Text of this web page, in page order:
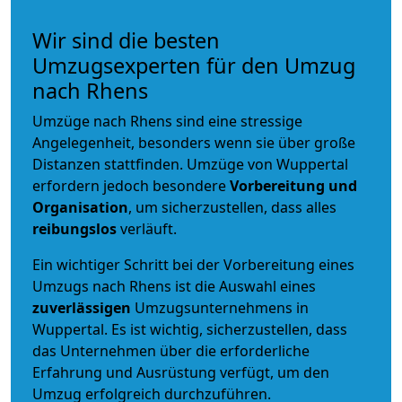
Wir sind die besten
Umzugsexperten für den Umzug
nach Rhens
Umzüge nach Rhens sind eine stressige
Angelegenheit, besonders wenn sie über große
Distanzen stattfinden. Umzüge von Wuppertal
erfordern jedoch besondereVorbereitung und
Organisation, um sicherzustellen, dass alles
reibungslosverläuft.
Ein wichtiger Schritt bei der Vorbereitung eines
Umzugs nach Rhens ist die Auswahl eines
zuverlässigen Umzugsunternehmens in
Wuppertal. Es ist wichtig, sicherzustellen, dass
das Unternehmen über die erforderliche
Erfahrung und Ausrüstung verfügt, um den
Umzug erfolgreich durchzuführen.